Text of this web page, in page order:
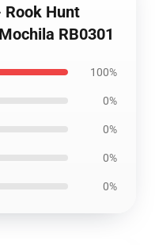
Rook Hunt
RB0301
100%
0%
0%
0%
0%